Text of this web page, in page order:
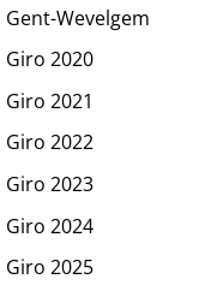
Gent-Wevelgem
Giro 2020
Giro 2021
Giro 2022
Giro 2023
Giro 2024
Giro 2025